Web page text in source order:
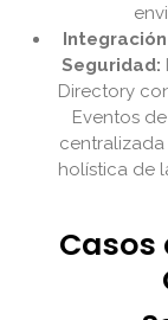
Seguridad:
Directory
Eventos
holística de
Casos